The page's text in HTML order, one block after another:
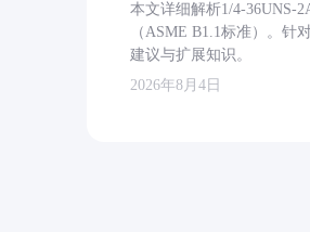
本文详细解析1/4-36UNS-
（ASME B1.1标准）。
建议与扩展知识。
2026年8月4日